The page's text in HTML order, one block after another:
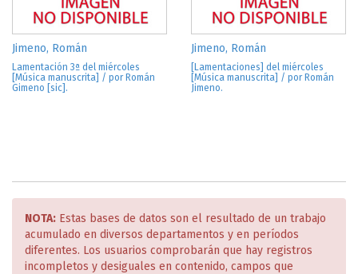
Jimeno, Román
Lamentación 3ª del miércoles
[Música manuscrita] / por Román
Gimeno [sic].
Jimeno, Román
[Lamentaciones] del miércoles
[Música manuscrita] / por Román
Jimeno.
NOTA: Estas bases de datos son el resultado de un trabajo
acumulado en diversos departamentos y en períodos
diferentes. Los usuarios comprobarán que hay registros
incompletos y desiguales en contenido, campos que